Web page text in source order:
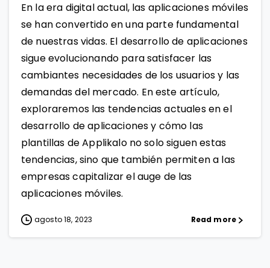
En la era digital actual, las aplicaciones móviles
se han convertido en una parte fundamental
de nuestras vidas. El desarrollo de aplicaciones
sigue evolucionando para satisfacer las
cambiantes necesidades de los usuarios y las
demandas del mercado. En este artículo,
exploraremos las tendencias actuales en el
desarrollo de aplicaciones y cómo las
plantillas de Applikalo no solo siguen estas
tendencias, sino que también permiten a las
empresas capitalizar el auge de las
aplicaciones móviles.
agosto 18, 2023 Read more